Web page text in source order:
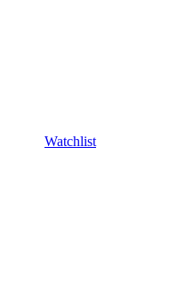
Watchlist